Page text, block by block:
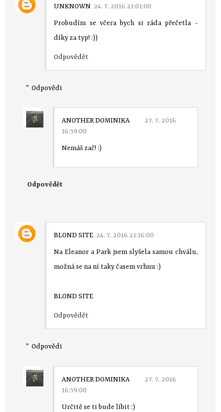
UNKNOWN 24. 7. 2016 21:01:00
Probudím se včera bych si ráda přečetla -
díky za typ! :))
Odpovědět
Odpovědi
ANOTHER DOMINIKA
27. 7. 2016
16:59:00
Nemáš zač! :)
Odpovědět
BLOND SITE 24. 7. 2016 21:16:00
Na Eleanor a Park jsem slyšela samou chválu,
možná se na ní taky časem vrhnu :)
BLOND SITE
Odpovědět
Odpovědi
ANOTHER DOMINIKA
27. 7. 2016
16:59:00
Určitě se ti bude líbit :)